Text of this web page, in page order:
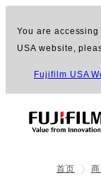
You are
USA website,
Fujifilm USA
首页